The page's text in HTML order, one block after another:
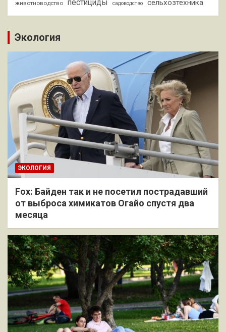
животноводство пестициды садоводство сельхозтехника
Экология
ЭКОЛОГИЯ
Fox: Байден так и не посетил пострадавший
от выброса химикатов Огайо спустя два
месяца